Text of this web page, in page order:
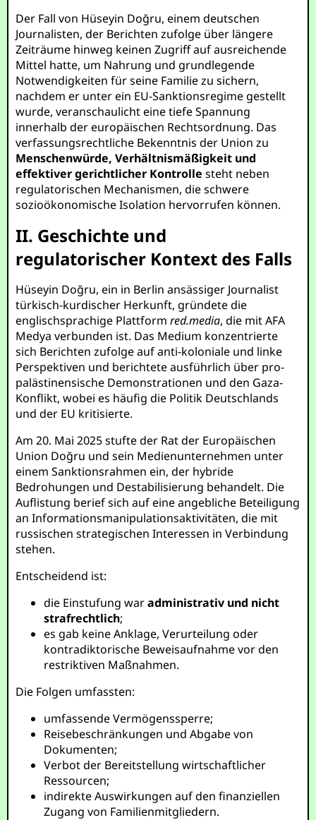
Der Fall von Hüseyin Doğru, einem deutschen
Journalisten, der Berichten zufolge über längere
Zeiträume hinweg keinen Zugriff auf ausreichende
Mittel hatte, um Nahrung und grundlegende
Notwendigkeiten für seine Familie zu sichern,
nachdem er unter ein EU-Sanktionsregime gestellt
wurde, veranschaulicht eine tiefe Spannung
innerhalb der europäischen Rechtsordnung. Das
verfassungsrechtliche Bekenntnis der Union zu
Menschenwürde, Verhältnismäßigkeit und
effektiver gerichtlicher Kontrolle steht neben
regulatorischen Mechanismen, die schwere
sozioökonomische Isolation hervorrufen können.
II. Geschichte und
regulatorischer Kontext des Falls
Hüseyin Doğru, ein in Berlin ansässiger Journalist
türkisch-kurdischer Herkunft, gründete die
englischsprachige Plattformred.media, die mit AFA
Medya verbunden ist. Das Medium konzentrierte
sich Berichten zufolge auf anti-koloniale und linke
Perspektiven und berichtete ausführlich über pro-
palästinensische Demonstrationen und den Gaza-
Konflikt, wobei es häufig die Politik Deutschlands
und der EU kritisierte.
Am 20. Mai 2025 stufte der Rat der Europäischen
Union Doğru und sein Medienunternehmen unter
einem Sanktionsrahmen ein, der hybride
Bedrohungen und Destabilisierung behandelt. Die
Auflistung berief sich auf eine angebliche Beteiligung
an Informationsmanipulationsaktivitäten, die mit
russischen strategischen Interessen in Verbindung
stehen.
Entscheidend ist:
die Einstufung waradministrativ und nicht
strafrechtlich;
es gab keine Anklage, Verurteilung oder
kontradiktorische Beweisaufnahme vor den
restriktiven Maßnahmen.
Die Folgen umfassten:
umfassende Vermögenssperre;
Reisebeschränkungen und Abgabe von
Dokumenten;
Verbot der Bereitstellung wirtschaftlicher
Ressourcen;
indirekte Auswirkungen auf den finanziellen
Zugang von Familienmitgliedern.